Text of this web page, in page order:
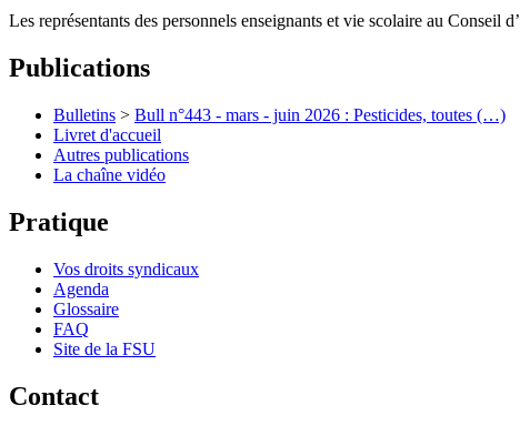
Les représentants des personnels enseignants et vie scolaire au Conseil
Publications
Bulletins > Bull n°443 - mars - juin 2026 : Pesticides, toutes (…)
Livret d'accueil
Autres publications
La chaîne vidéo
Pratique
Vos droits syndicaux
Agenda
Glossaire
FAQ
Site de la FSU
Contact